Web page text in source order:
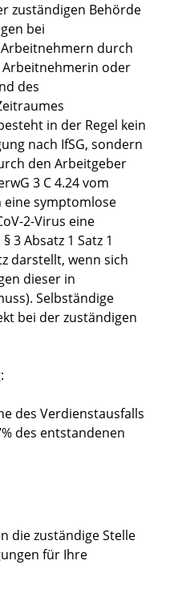
zuständigen Behörde
bei
durch
oder
des
in der Regel kein
nach IfSG, sondern
den Arbeitgeber
3 C 4.24 vom
eine symptomlose
2-Virus eine
3 Absatz 1 Satz 1
darstellt, wenn sich
dieser in
Selbständige
bei der zuständigen
des Verdienstausfalls
des entstandenen
die zuständige Stelle
für Ihre